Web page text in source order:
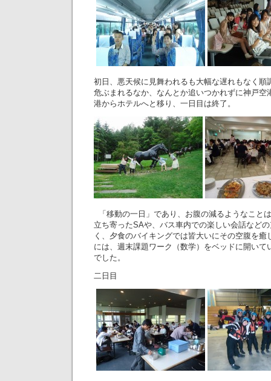
初日、悪天候に見舞われるも大幅な遅れもなく順
危ぶまれるなか、なんとか追いつかれずに神戸空
港からホテルへと移り、一日目は終了。
「移動の一日」であり、お腹の減るようなこと
立ち寄ったSAや、バス車内での楽しい会話など
く、夕食のバイキングでは皆大いにその空腹を癒
には、週末課題ワーク（数学）をベッドに開いて
でした。
二日目